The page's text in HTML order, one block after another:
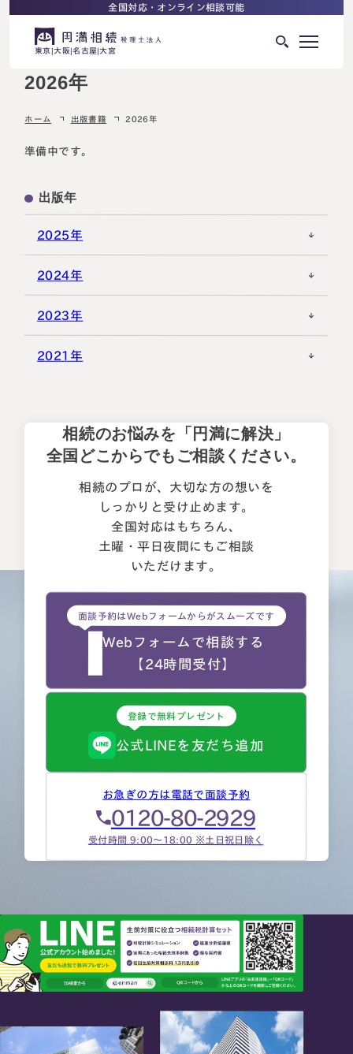
全国対応・オンライン相談可能
東京 大阪 名古屋 大宮
相続ロードマップ
はじめての方へ
ご相談の流れ
選ばれる理由
よくある質問
相続を学ぶ
サービス紹介
相続が発生した方へ
相続税申告について
ご相談の流れ
相続に備えたい方へ
相続税試算について
料金表
お客様の声
選ばれる理由
法人情報
東京事務所
〒107-0062
東京都港区南青山一丁目2番6号
ラティス青山スクエア2階
Access 大阪事務所
大阪府大阪市北区角田町8番47号
阪急グランドビル20階
Access
セミナー
円満相続ちゃんねる
円満相続塾（受講生募集中）
2026年
ホーム 出版書籍 2026年
準備中です。
出版年
2025年
2024年
2023年
2021年
相続のお悩みを「円満に解決」
全国どこからでもご相談ください。
相続のプロが、大切な方の想いを
しっかりと受け止めます。
全国対応はもちろん、
土曜・平日夜間にもご相談
いただけます。
面談予約はWebフォームからがスムーズです
Webフォームで相談する
【24時間受付】
登録で無料プレゼント
公式LINEを友だち追加
お急ぎの方は電話で面談予約
0120-80-2929
受付時間 9:00～18:00 ※土日祝日除く